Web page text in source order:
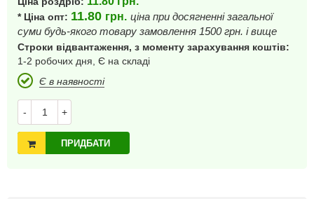
* Ціна опт: 11.80 грн. ціна при досягненні загальної
суми будь-якого товару замовлення 1500 грн. і вище
Строки відвантаження, з моменту зарахування коштів:
1-2 робочих дня, Є на складі
Є в наявності
- +
ПРИДБАТИ